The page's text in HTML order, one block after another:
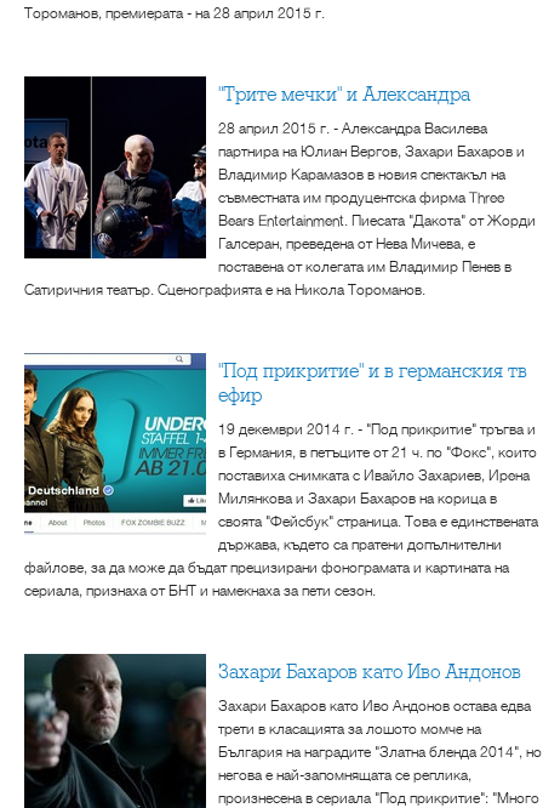
Тороманов, премиерата - на 28 април 2015 г.
"Трите мечки" и Александра
28 април 2015 г. - Александра Василева
партнира на Юлиан Вергов, Захари Бахаров и
Владимир Карамазов в новия спектакъл на
съвместната им продуцентска фирма Three
Bears Entertainment. Пиесата "Дакота" от Жорди
Галсеран, преведена от Нева Мичева, е
поставена от колегата им Владимир Пенев в
Сатиричния театър. Сценографията е на Никола Тороманов.
"Под прикритие" и в германския тв
ефир
19 декември 2014 г. - "Под прикритие" тръгва и
в Германия, в петъците от 21 ч. по "Фокс", които
поставиха снимката с Ивайло Захариев, Ирeна
Милянкова и Захари Бахаров на корица в
своята "Фейсбук" страница. Това е единствената
държава, където са пратени допълнителни
файлове, за да може да бъдат прецизирани фонограмата и картината на
сериала, признаха от БНТ и намекнаха за пети сезон.
Захари Бахаров като Иво Андонов
Захари Бахаров като Иво Андонов остава едва
трети в класацията за лошото момче на
България на наградите "Златна бленда 2014", но
негова е най-запомнящата се реплика,
произнесена в сериала "Под прикритие": "Много